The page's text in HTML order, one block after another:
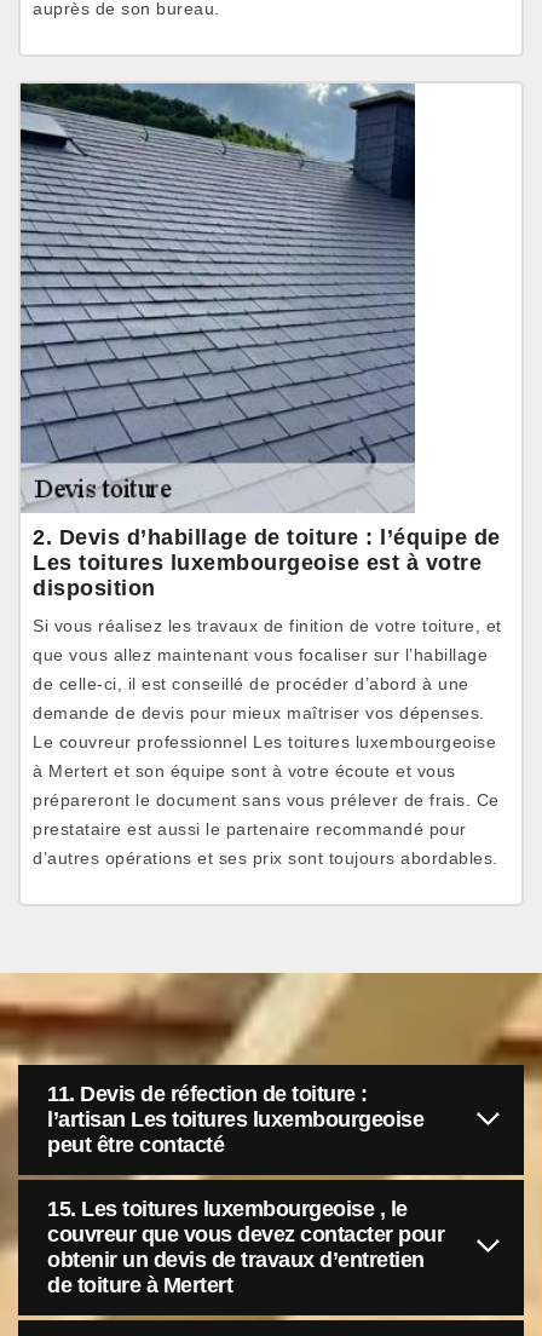
auprès de son bureau.
2. Devis d’habillage de toiture : l’équipe de
Les toitures luxembourgeoise est à votre
disposition
Si vous réalisez les travaux de finition de votre toiture, et
que vous allez maintenant vous focaliser sur l’habillage
de celle-ci, il est conseillé de procéder d’abord à une
demande de devis pour mieux maîtriser vos dépenses.
Le couvreur professionnel Les toitures luxembourgeoise
à Mertert et son équipe sont à votre écoute et vous
prépareront le document sans vous prélever de frais. Ce
prestataire est aussi le partenaire recommandé pour
d’autres opérations et ses prix sont toujours abordables.
11. Devis de réfection de toiture :
l’artisan Les toitures luxembourgeoise
peut être contacté
15. Les toitures luxembourgeoise , le
couvreur que vous devez contacter pour
obtenir un devis de travaux d’entretien
de toiture à Mertert